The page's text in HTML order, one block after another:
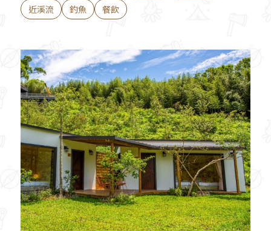
近溪流
釣魚 餐飲